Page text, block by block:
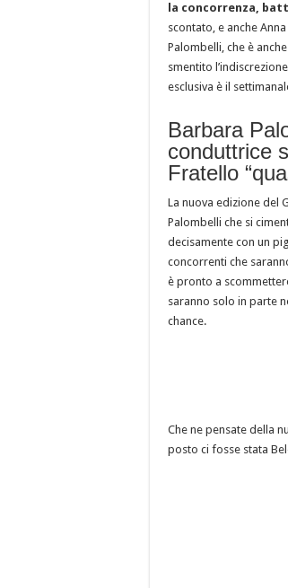
la concorrenza,
scontato, e anche
Palombelli, che è
smentito
esclusiva è il
Barbara
conduttrice
Fratello
La nuova edizione del
Palombelli che si
decisamente con un
concorrenti che
è pronto a
saranno solo in parte
chance.
Che ne pensate della
posto ci fosse stata